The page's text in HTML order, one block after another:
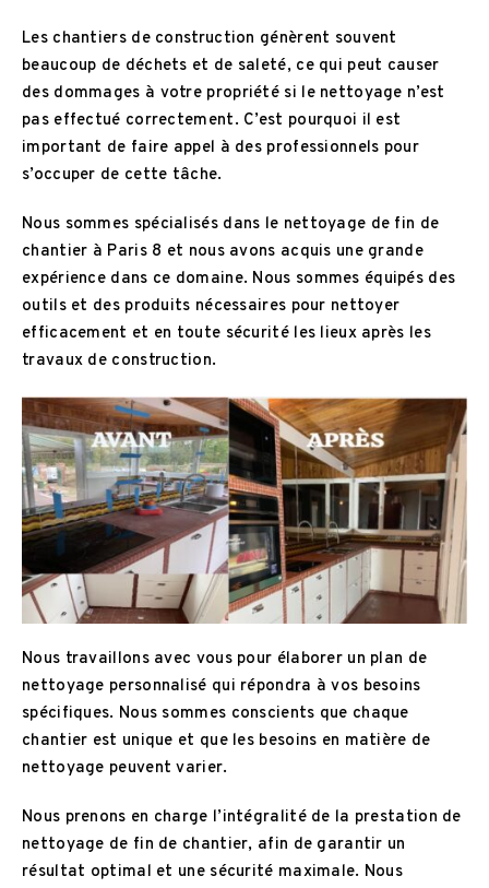
Les chantiers de construction génèrent souvent
beaucoup de déchets et de saleté, ce qui peut causer
des dommages à votre propriété si le nettoyage n’est
pas effectué correctement. C’est pourquoi il est
important de faire appel à des professionnels pour
s’occuper de cette tâche.
Nous sommes spécialisés dans le nettoyage de fin de
chantier à Paris 8 et nous avons acquis une grande
expérience dans ce domaine. Nous sommes équipés des
outils et des produits nécessaires pour nettoyer
efficacement et en toute sécurité les lieux après les
travaux de construction.
Nous travaillons avec vous pour élaborer un plan de
nettoyage personnalisé qui répondra à vos besoins
spécifiques. Nous sommes conscients que chaque
chantier est unique et que les besoins en matière de
nettoyage peuvent varier.
Nous prenons en charge l’intégralité de la prestation de
nettoyage de fin de chantier, afin de garantir un
résultat optimal et une sécurité maximale. Nous